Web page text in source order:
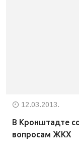
12.03.2013.
В Кронштадте
вопросам ЖКХ